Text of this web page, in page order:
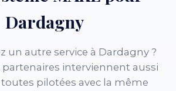
Dardagny
un autre service à Dardagny ?
interviennent aussi
pilotées avec la même